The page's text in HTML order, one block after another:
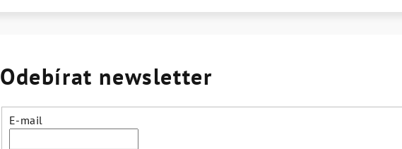
Odebírat newsletter
E-mail